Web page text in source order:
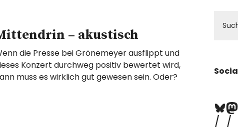
– akustisch
die Presse bei Grönemeyer ausflippt und
Konzert durchweg positiv bewertet wird,
muss es wirklich gut gewesen sein. Oder?